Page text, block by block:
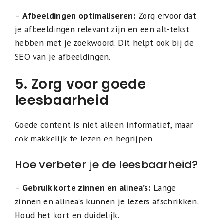
– Afbeeldingen optimaliseren: Zorg ervoor dat
je afbeeldingen relevant zijn en een alt-tekst
hebben met je zoekwoord. Dit helpt ook bij de
SEO van je afbeeldingen.
5. Zorg voor goede
leesbaarheid
Goede content is niet alleen informatief, maar
ook makkelijk te lezen en begrijpen.
Hoe verbeter je de leesbaarheid?
– Gebruik korte zinnen en alinea’s: Lange
zinnen en alinea’s kunnen je lezers afschrikken.
Houd het kort en duidelijk.